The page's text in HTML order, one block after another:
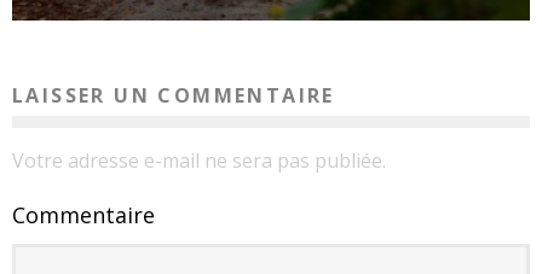
LAISSER UN COMMENTAIRE
Votre adresse e-mail ne sera pas publiée.
Commentaire